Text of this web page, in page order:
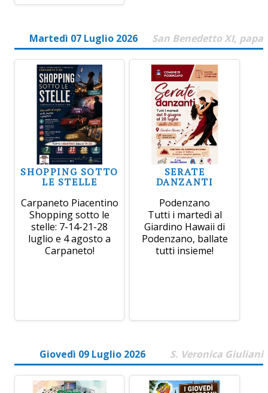
Martedì 07 Luglio 2026 San Benedetto XI, papa
SHOPPING SOTTO
LE STELLE
Carpaneto Piacentino
Shopping sotto le
stelle: 7-14-21-28
luglio e 4 agosto a
Carpaneto!
SERATE
DANZANTI
Podenzano
Tutti i martedì al
Giardino Hawaii di
Podenzano, ballate
tutti insieme!
Giovedì 09 Luglio 2026 S. Veronica Giuliani